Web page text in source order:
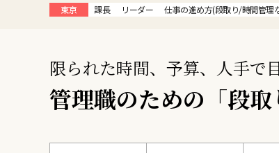
東京
課長 リーダー 仕事の進め方(段取り/時間管理
限られた時間、予算、人手で
管理職のための「段